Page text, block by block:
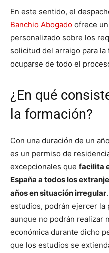
En este sentido, el
Banchio Abogado ofrece
personalizado sobre los
solicitud del arraigo para
ocuparse de todo el
¿En qué
la formación?
Con una duración de un
es un permiso de
excepcionales que facilita
España a todos los
años en situación irregular
estudios, podrán ejercer
aunque no podrán realizar
económica durante dicho
que los estudios se